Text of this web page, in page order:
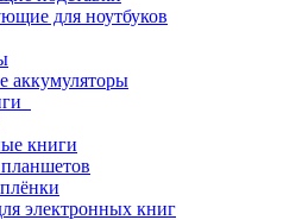
для ноутбуков
аккумуляторы
книги
электронных книг